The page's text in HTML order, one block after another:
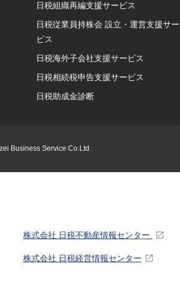
日税組織再編支援サービス
日税従業員持株会 設立・運営支援サー
ビス
日税海外子会社支援サービス
日税相続税申告支援サービス
日税助成金診断
Business Service Co.Ltd.
株式会社 日税不動産情報センター
株式会社 日税経営情報センター